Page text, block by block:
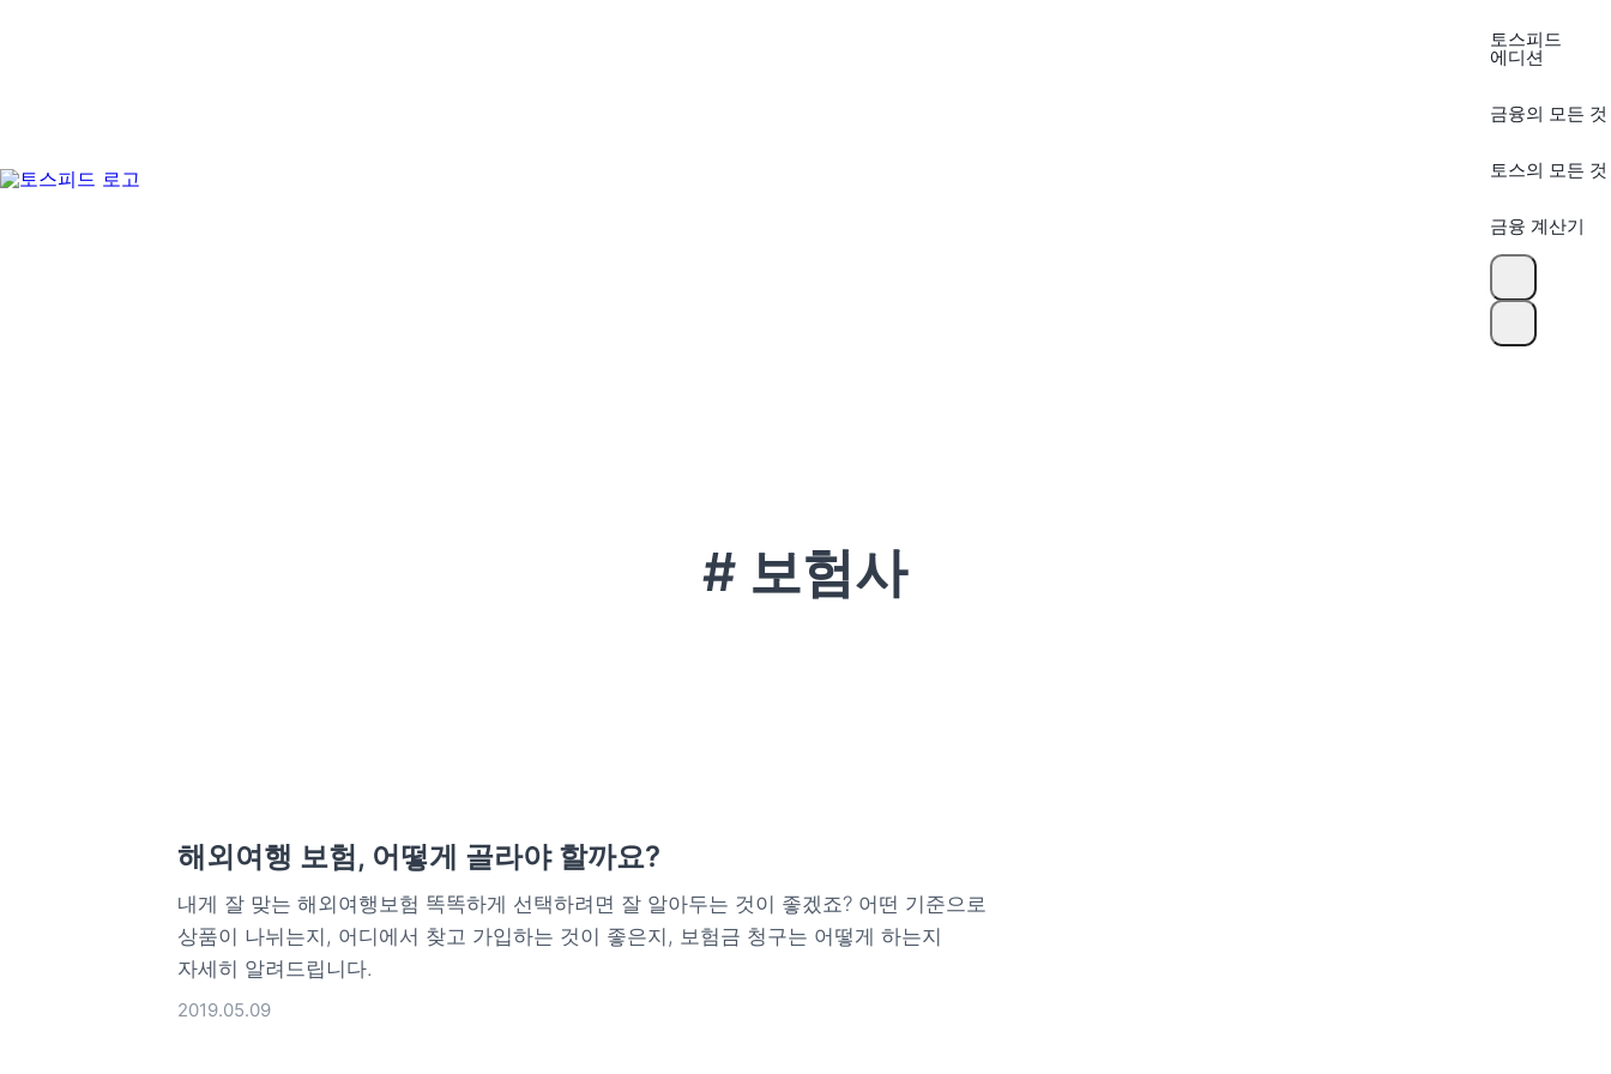
토스피드
에디션
금융의 모든 것
토스의 모든 것
금융 계산기
# 보험사
해외여행 보험, 어떻게 골라야 할까요?
내게 잘 맞는 해외여행보험 똑똑하게 선택하려면 잘 알아두는 것이 좋겠죠? 어떤 기준으로
상품이 나뉘는지, 어디에서 찾고 가입하는 것이 좋은지, 보험금 청구는 어떻게 하는지
자세히 알려드립니다.
2019.05.09